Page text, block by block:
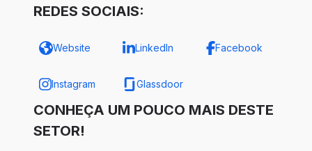
REDES SOCIAIS:
Website LinkedIn Facebook
Instagram Glassdoor
CONHEÇA UM POUCO MAIS DESTE
SETOR!